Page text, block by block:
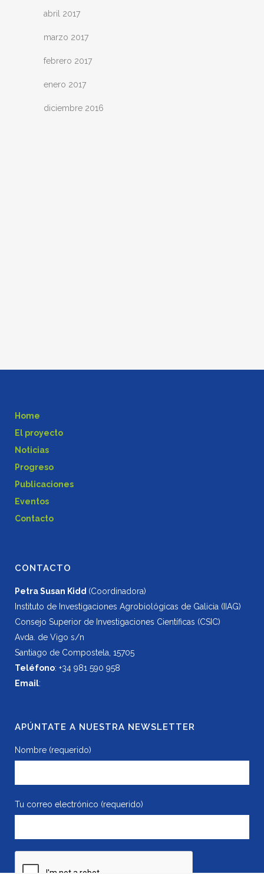
abril 2017
marzo 2017
febrero 2017
enero 2017
diciembre 2016
Home
El proyecto
Noticias
Progreso
Publicaciones
Eventos
Contacto
CONTACTO
Petra Susan Kidd (Coordinadora)
Instituto de Investigaciones Agrobiológicas de Galicia (IIAG)
Consejo Superior de Investigaciones Científicas (CSIC)
Avda. de Vigo s/n
Santiago de Compostela, 15705
Teléfono: +34 981 590 958
Email:
APÚNTATE A NUESTRA NEWSLETTER
Nombre (requerido)
Tu correo electrónico (requerido)